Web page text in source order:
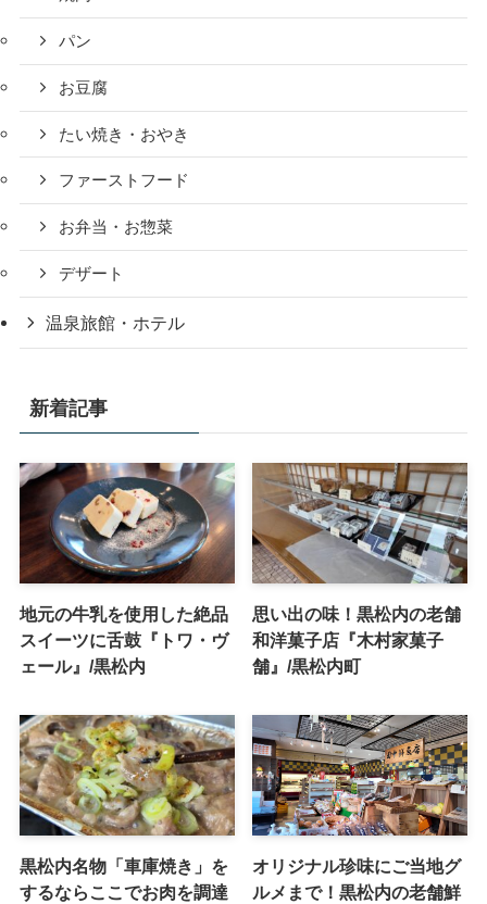
パン
お豆腐
たい焼き・おやき
ファーストフード
お弁当・お惣菜
デザート
温泉旅館・ホテル
新着記事
地元の牛乳を使用した絶品
スイーツに舌鼓『トワ・ヴ
ェール』/黒松内
思い出の味！黒松内の老舗
和洋菓子店『木村家菓子
舗』/黒松内町
黒松内名物「車庫焼き」を
するならここでお肉を調達
オリジナル珍味にご当地グ
ルメまで！黒松内の老舗鮮